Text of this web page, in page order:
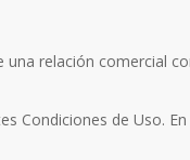
relación comercial
Condiciones de Uso.